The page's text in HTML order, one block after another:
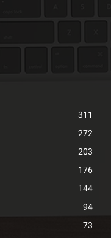
311
272
203
176
144
94
73